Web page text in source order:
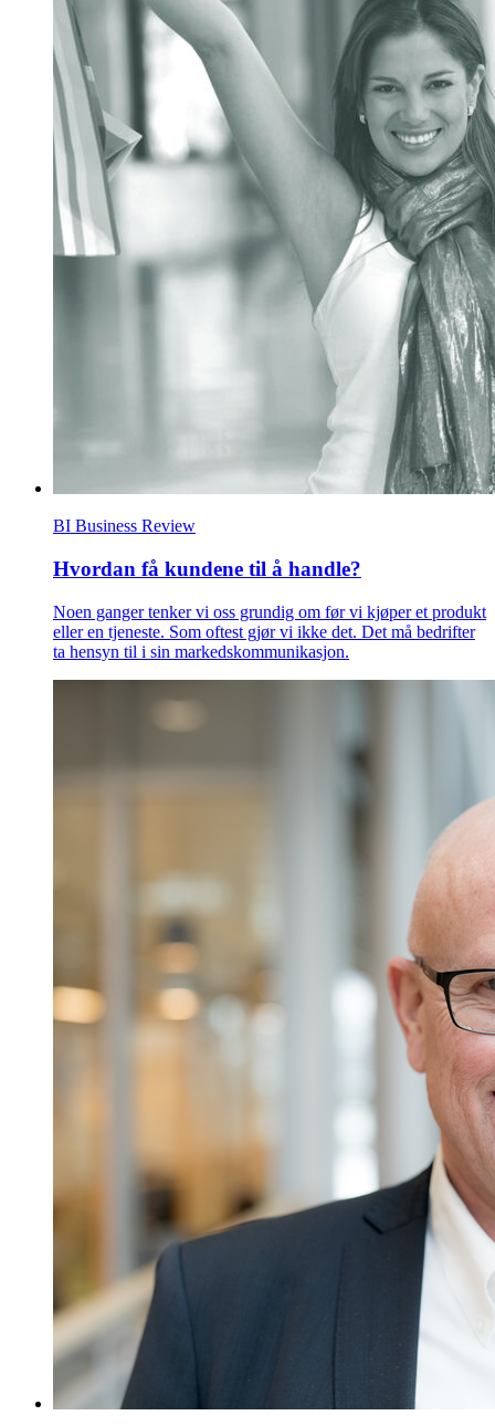
BI Business Review
Hvordan få kundene til å handle?
Noen ganger tenker vi oss grundig om før vi kjøper et produkt
eller en tjeneste. Som oftest gjør vi ikke det. Det må bedrifter
ta hensyn til i sin markedskommunikasjon.